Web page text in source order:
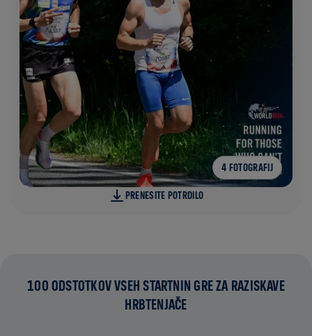
4 FOTOGRAFIJ
PRENESITE POTRDILO
100 ODSTOTKOV VSEH STARTNIN GRE ZA RAZISKAVE
HRBTENJAČE